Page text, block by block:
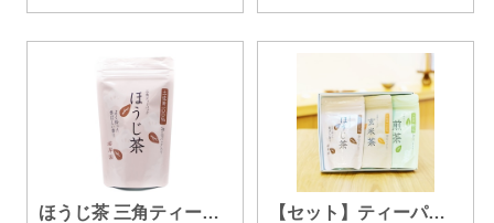
ほうじ茶 三角ティーバッグ 12袋入 【セット】ティーパック ギフトセット３種のお茶